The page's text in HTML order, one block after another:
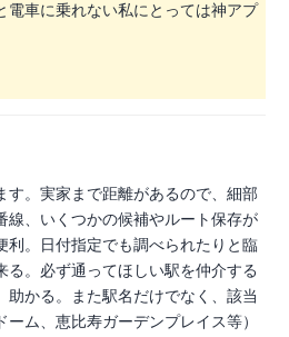
電車に乗れない私にとっては神アプ
す。実家まで距離があるので、細部
線、いくつかの候補やルート保存が
利。日付指定でも調べられたりと臨
る。必ず通ってほしい駅を仲介する
助かる。また駅名だけでなく、該当
ム、恵比寿ガーデンプレイス等）